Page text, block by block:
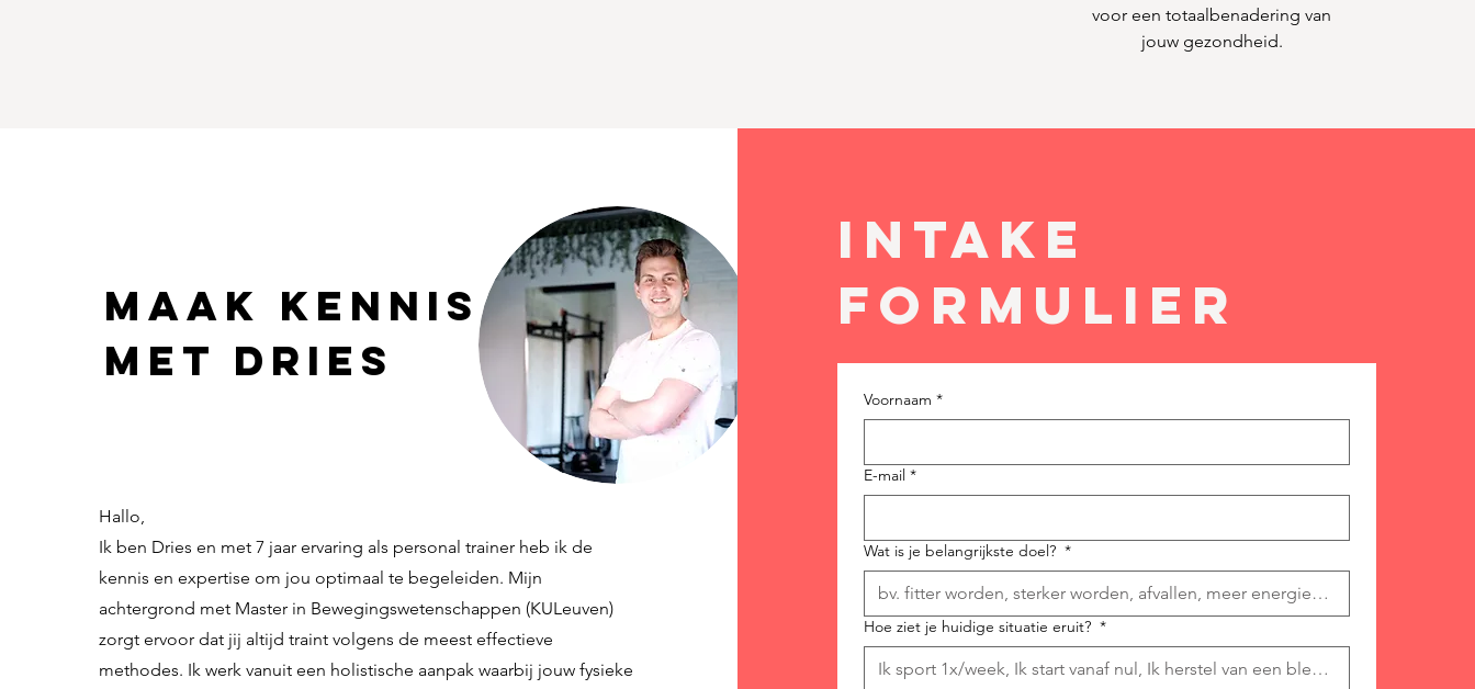
voor een totaalbenadering van
jouw gezondheid.
maak kennis
met dries
Hallo,
Ik ben Dries en met 7 jaar ervaring als personal trainer heb ik de
kennis en expertise om jou optimaal te begeleiden. Mijn
achtergrond met Master in Bewegingswetenschappen (KULeuven)
zorgt ervoor dat jij altijd traint volgens de meest effectieve
methodes. Ik werk vanuit een holistische aanpak waarbij jouw fysieke
intake
formulier
Voornaam *
E-mail *
Wat is je belangrijkste doel? *
Hoe ziet je huidige situatie eruit? *